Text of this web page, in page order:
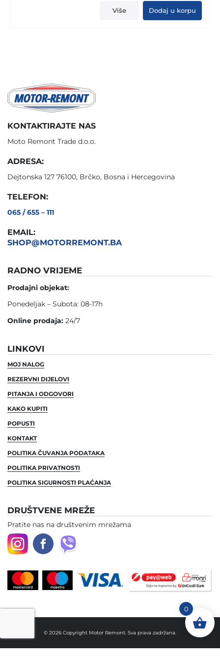
Više Dodaj u korpu
KONTAKTIRAJTE NAS
Moto Remont Trade d.o.o.
ADRESA:
Dejtonska 127 76100, Brčko, Bosna i Hercegovina
TELEFON:
065 / 655 – 111
EMAIL:
SHOP@MOTORREMONT.BA
RADNO VRIJEME
Prodajni objekat:
Ponedeljak – Subota: 08-17h
Online prodaja: 24/7
LINKOVI
MOJ NALOG
REZERVNI DIJELOVI
PITANJA I ODGOVORI
KAKO KUPITI
POPUSTI
KONTAKT
POLITIKA ČUVANJA PODATAKA
POLITIKA PRIVATNOSTI
POLITIKA SIGURNOSTI PLAĆANJA
DRUŠTVENE MREŽE
Pratite nas na društvenim mrežama
© 2026 Copyright Motor Remont. Sva prava zadržana.
0